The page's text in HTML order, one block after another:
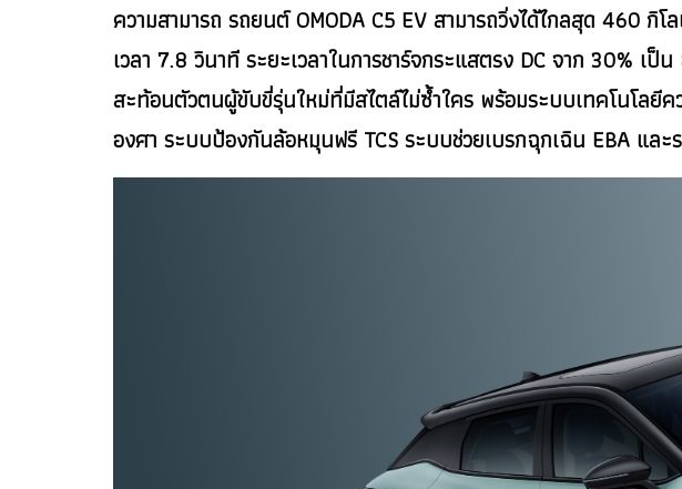
ความสามารถ รถยนต์ OMODA C5 EV สามารถวิ่งได้ไกลสุด 460 กิ
เวลา 7.8 วินาที ระยะเวลาในการชาร์จกระแสตรง DC จาก 30%
สะท้อนตัวตนผู้ขับขี่รุ่นใหม่ที่มีสไตล์ไม่ซ้ำใคร พร้อมระบบเทคโนโล
องศา ระบบป้องกันล้อหมุนฟรี TCS ระบบช่วยเบรกฉุกเฉิน EBA แล